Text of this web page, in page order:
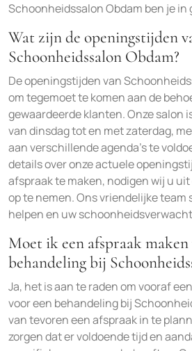
Schoonheidssalon Obdam ben je in
Wat zijn de openingstijden
Schoonheidssalon Obdam?
De openingstijden van
om tegemoet te komen aan de
gewaardeerde klanten. Onze salon
van dinsdag tot en met zaterdag,
aan verschillende agenda’s te
details over onze actuele
afspraak te maken, nodigen wij u
op te nemen. Ons vriendelijke team
helpen en uw
Moet ik een afspraak maken
behandeling bij
Ja, het is aan te raden om vooraf
voor een behandeling bij
van tevoren een afspraak in te
zorgen dat er voldoende tijd en